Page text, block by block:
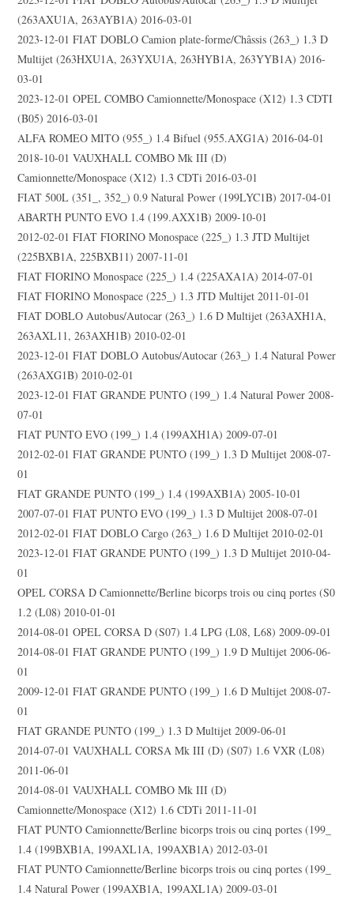
(263AXU1A, 263AYB1A) 2016-03-01
2023-12-01 FIAT DOBLO Camion plate-forme/Châssis (263_) 1.3 D
Multijet (263HXU1A, 263YXU1A, 263HYB1A, 263YYB1A) 2016-
03-01
2023-12-01 OPEL COMBO Camionnette/Monospace (X12) 1.3 CDTI
(B05) 2016-03-01
ALFA ROMEO MITO (955_) 1.4 Bifuel (955.AXG1A) 2016-04-01
2018-10-01 VAUXHALL COMBO Mk III (D)
Camionnette/Monospace (X12) 1.3 CDTi 2016-03-01
FIAT 500L (351_, 352_) 0.9 Natural Power (199LYC1B) 2017-04-01
ABARTH PUNTO EVO 1.4 (199.AXX1B) 2009-10-01
2012-02-01 FIAT FIORINO Monospace (225_) 1.3 JTD Multijet
(225BXB1A, 225BXB11) 2007-11-01
FIAT FIORINO Monospace (225_) 1.4 (225AXA1A) 2014-07-01
FIAT FIORINO Monospace (225_) 1.3 JTD Multijet 2011-01-01
FIAT DOBLO Autobus/Autocar (263_) 1.6 D Multijet (263AXH1A,
263AXL11, 263AXH1B) 2010-02-01
2023-12-01 FIAT DOBLO Autobus/Autocar (263_) 1.4 Natural Power
(263AXG1B) 2010-02-01
2023-12-01 FIAT GRANDE PUNTO (199_) 1.4 Natural Power 2008-
07-01
FIAT PUNTO EVO (199_) 1.4 (199AXH1A) 2009-07-01
2012-02-01 FIAT GRANDE PUNTO (199_) 1.3 D Multijet 2008-07-
01
FIAT GRANDE PUNTO (199_) 1.4 (199AXB1A) 2005-10-01
2007-07-01 FIAT PUNTO EVO (199_) 1.3 D Multijet 2008-07-01
2012-02-01 FIAT DOBLO Cargo (263_) 1.6 D Multijet 2010-02-01
2023-12-01 FIAT GRANDE PUNTO (199_) 1.3 D Multijet 2010-04-
01
OPEL CORSA D Camionnette/Berline bicorps trois ou cinq portes (S0
1.2 (L08) 2010-01-01
2014-08-01 OPEL CORSA D (S07) 1.4 LPG (L08, L68) 2009-09-01
2014-08-01 FIAT GRANDE PUNTO (199_) 1.9 D Multijet 2006-06-
01
2009-12-01 FIAT GRANDE PUNTO (199_) 1.6 D Multijet 2008-07-
01
FIAT GRANDE PUNTO (199_) 1.3 D Multijet 2009-06-01
2014-07-01 VAUXHALL CORSA Mk III (D) (S07) 1.6 VXR (L08)
2011-06-01
2014-08-01 VAUXHALL COMBO Mk III (D)
Camionnette/Monospace (X12) 1.6 CDTi 2011-11-01
FIAT PUNTO Camionnette/Berline bicorps trois ou cinq portes (199_
1.4 (199BXB1A, 199AXL1A, 199AXB1A) 2012-03-01
FIAT PUNTO Camionnette/Berline bicorps trois ou cinq portes (199_
1.4 Natural Power (199AXB1A, 199AXL1A) 2009-03-01